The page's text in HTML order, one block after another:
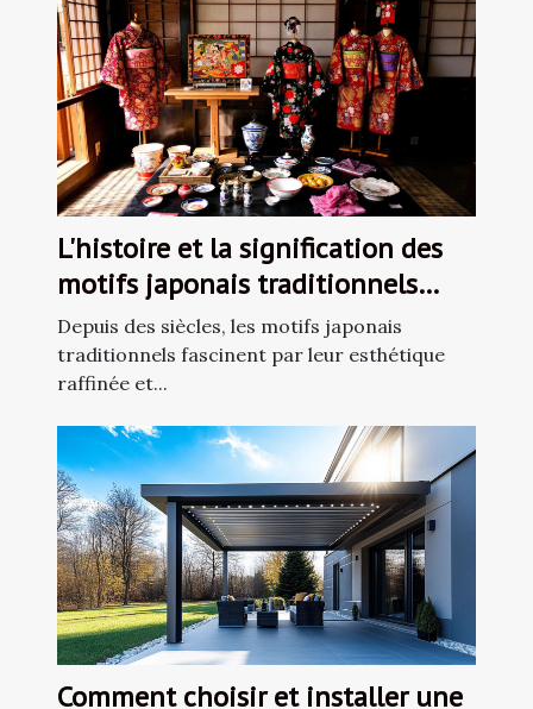
L'histoire et la signification des
motifs japonais traditionnels
dans la décoration
Depuis des siècles, les motifs japonais
traditionnels fascinent par leur esthétique
raffinée et...
Comment choisir et installer une